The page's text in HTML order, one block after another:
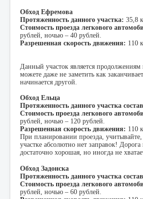
Обход Ефремова
Протяженность данного участка: 35,8
Стоимость проезда легкового
рублей, ночью – 40 рублей.
Разрешенная скорость движения: 110
Данный участок является
можете даже не заметить как
начинается другой.
Обход Ельца
Протяженность данного участка
Стоимость проезда легкового
рублей, ночью – 120 рублей.
Разрешенная скорость движения: 110
При планировании проезда,
участке абсолютно нет заправок! Дорога
достаточно хорошая, но иногда не
Обход Задонска
Протяженность данного участка
Стоимость проезда легкового
рублей, ночью – 60 рублей.